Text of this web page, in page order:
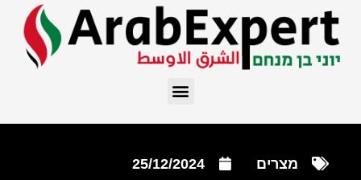
מצרים 25/12/2024